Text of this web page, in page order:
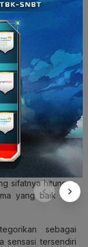
tepat untuk
Hal ini sering
Sudah tahu
mengerjakan
menatap kosong
halnya jika detik-
terasa, kreativitas
ampuh pada
berapa
sifatnya hitungan
yang baik saat
sebagai
sensasi tersendiri